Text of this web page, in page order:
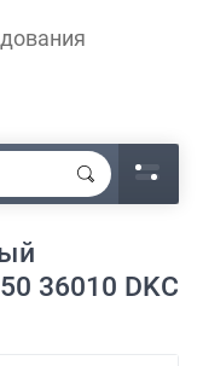
36010 DKC